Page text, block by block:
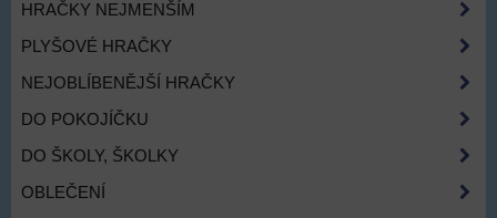
HRAČKY NEJMENŠÍM
PLYŠOVÉ HRAČKY
NEJOBLÍBENĚJŠÍ HRAČKY
DO POKOJÍČKU
DO ŠKOLY, ŠKOLKY
OBLEČENÍ